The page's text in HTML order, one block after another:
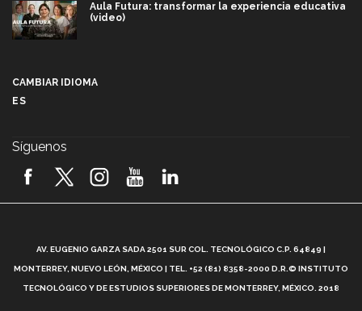
Aula Futura: transformar la experiencia educativa
(video)
2026! (video)
¿Cómo es el Modelo Educativo Tec? (video)
CAMBIAR IDIOMA
ES
Síguenos
AV. EUGENIO GARZA SADA 2501 SUR COL. TECNOLÓGICO C.P. 64849 |
MONTERREY, NUEVO LEÓN, MÉXICO | TEL. +52 (81) 8358-2000 D.R.© INSTITUTO
TECNOLÓGICO Y DE ESTUDIOS SUPERIORES DE MONTERREY, MÉXICO. 2018